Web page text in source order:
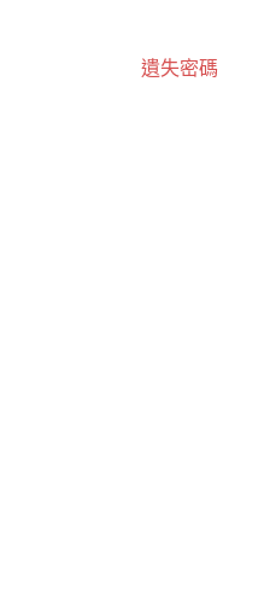
遺失密碼